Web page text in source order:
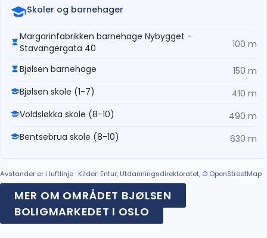
Skoler og barnehager
Margarinfabrikken barnehage Nybygget -
Stavangergata 40
100 m
Bjølsen barnehage
150 m
Bjølsen skole (1-7)
410 m
Voldsløkka skole (8-10)
490 m
Bentsebrua skole (8-10)
630 m
Avstander er i luftlinje · Kilder: Entur, Utdanningsdirektoratet, © OpenStreetMap
MER OM OMRÅDET BJØLSEN
BOLIGMARKEDET I OSLO